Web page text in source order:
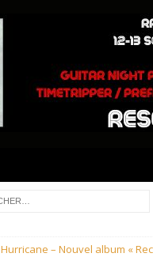
Hurricane – Nouvel album «